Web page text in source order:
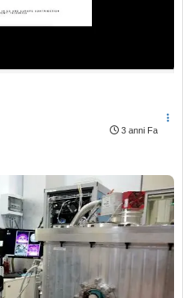
3 anni Fa